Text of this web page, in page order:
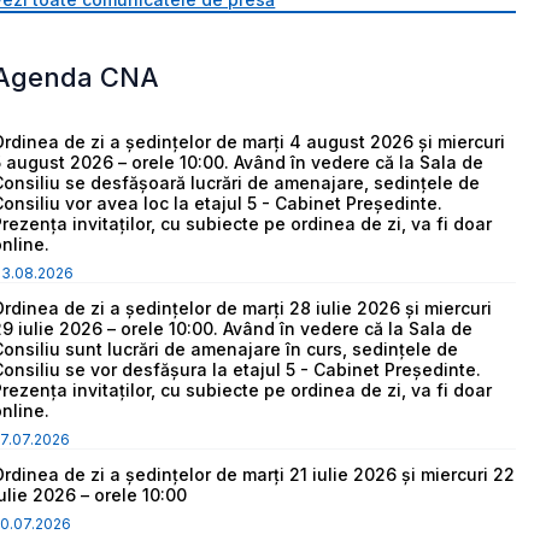
CNA
de zi a ședințelor de marți 4 august 2026 și miercuri
august 2026 – orele 10:00. Având în vedere că la Sala de
se desfășoară lucrări de amenajare, sedințele de
vor avea loc la etajul 5 - Cabinet Președinte.
invitaților, cu subiecte pe ordinea de zi, va fi doar
de zi a ședințelor de marți 28 iulie 2026 și miercuri
iulie 2026 – orele 10:00. Având în vedere că la Sala de
sunt lucrări de amenajare în curs, sedințele de
se vor desfășura la etajul 5 - Cabinet Președinte.
invitaților, cu subiecte pe ordinea de zi, va fi doar
de zi a ședințelor de marți 21 iulie 2026 și miercuri 22
2026 – orele 10:00